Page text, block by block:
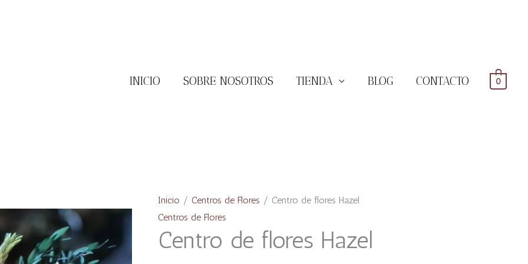
INICIO SOBRE NOSOTROS TIENDA BLOG CONTACTO 0
Inicio / Centros de Flores / Centro de flores Hazel
Centros de Flores
Centro de flores Hazel
Hazel
cantidad